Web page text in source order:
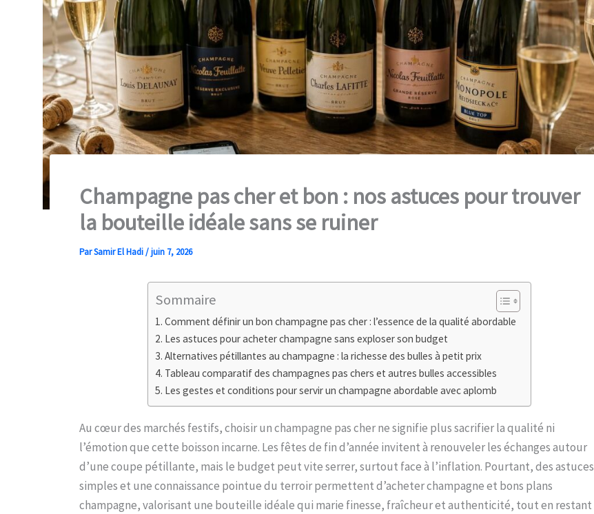
Champagne pas cher et bon : nos astuces pour trouver
la bouteille idéale sans se ruiner
ParSamir El Hadi/juin 7, 2026
Sommaire
Comment définir un bon champagne pas cher : l’essence de la qualité abordable
Les astuces pour acheter champagne sans exploser son budget
Alternatives pétillantes au champagne : la richesse des bulles à petit prix
Tableau comparatif des champagnes pas chers et autres bulles accessibles
Les gestes et conditions pour servir un champagne abordable avec aplomb
Au cœur des marchés festifs, choisir un champagne pas cher ne signifie plus sacrifier la qualité ni
l’émotion que cette boisson incarne. Les fêtes de fin d’année invitent à renouveler les échanges autour
d’une coupe pétillante, mais le budget peut vite serrer, surtout face à l’inflation. Pourtant, des astuces
simples et une connaissance pointue du terroir permettent d’acheter champagne et bons plans
champagne, valorisant une bouteille idéale qui marie finesse, fraîcheur et authenticité, tout en restant